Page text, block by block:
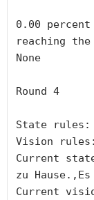
0.00
reaching
None
Round 4
State rules:
Vision rules:
Current
zu
Current